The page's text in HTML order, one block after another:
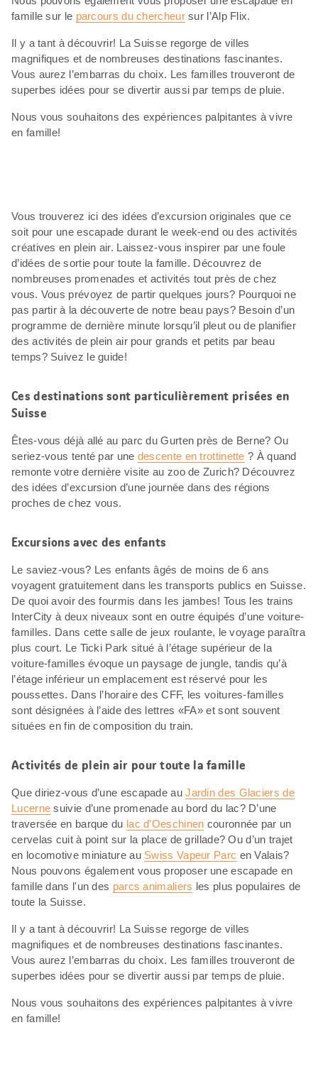
famille sur le parcours du chercheursur l’Alp Flix.
Il y a tant à découvrir! La Suisse regorge de villes
magnifiques et de nombreuses destinations fascinantes.
Vous aurez l’embarras du choix. Les familles trouveront de
superbes idées pour se divertir aussi par temps de pluie.
Nous vous souhaitons des expériences palpitantes à vivre
en famille!
Vous trouverez ici des idées d’excursion originales que ce
soit pour une escapade durant le week-end ou des activités
créatives en plein air. Laissez-vous inspirer par une foule
d’idées de sortie pour toute la famille. Découvrez de
nombreuses promenades et activités tout près de chez
vous. Vous prévoyez de partir quelques jours? Pourquoi ne
pas partir à la découverte de notre beau pays? Besoin d’un
programme de dernière minute lorsqu’il pleut ou de planifier
des activités de plein air pour grands et petits par beau
temps? Suivez le guide!
Ces destinations sont particulièrement prisées en
Suisse
Êtes-vous déjà allé au parc du Gurten près de Berne? Ou
seriez-vous tenté par une descente en trottinette ? À quand
remonte votre dernière visite au zoo de Zurich? Découvrez
des idées d’excursion d’une journée dans des régions
proches de chez vous.
Excursions avec des enfants
Le saviez-vous? Les enfants âgés de moins de 6 ans
voyagent gratuitement dans les transports publics en Suisse.
De quoi avoir des fourmis dans les jambes! Tous les trains
InterCity à deux niveaux sont en outre équipés d’une voiture-
familles. Dans cette salle de jeux roulante, le voyage paraîtra
plus court. Le Ticki Park situé à l’étage supérieur de la
voiture-familles évoque un paysage de jungle, tandis qu’à
l’étage inférieur un emplacement est réservé pour les
poussettes. Dans l’horaire des CFF, les voitures-familles
sont désignées à l’aide des lettres «FA» et sont souvent
situées en fin de composition du train.
Activités de plein air pour toute la famille
Que diriez-vous d’une escapade auJardin des Glaciers de
Lucerne suivie d’une promenade au bord du lac? D’une
traversée en barque du lac d’Oeschinen couronnée par un
cervelas cuit à point sur la place de grillade? Ou d’un trajet
en locomotive miniature au Swiss Vapeur Parc en Valais?
Nous pouvons également vous proposer une escapade en
famille dans l'un des parcs animaliers les plus populaires de
toute la Suisse.
Il y a tant à découvrir! La Suisse regorge de villes
magnifiques et de nombreuses destinations fascinantes.
Vous aurez l’embarras du choix. Les familles trouveront de
superbes idées pour se divertir aussi par temps de pluie.
Nous vous souhaitons des expériences palpitantes à vivre
en famille!